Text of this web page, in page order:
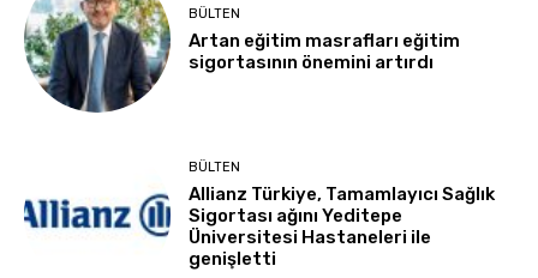
BÜLTEN
Artan eğitim masrafları eğitim
sigortasının önemini artırdı
BÜLTEN
Allianz Türkiye, Tamamlayıcı Sağlık
Sigortası ağını Yeditepe
Üniversitesi Hastaneleri ile
genişletti